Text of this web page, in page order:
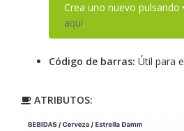
Crea uno nuevo pulsando
aquí.
Código de barras: Útil para
ATRIBUTOS: